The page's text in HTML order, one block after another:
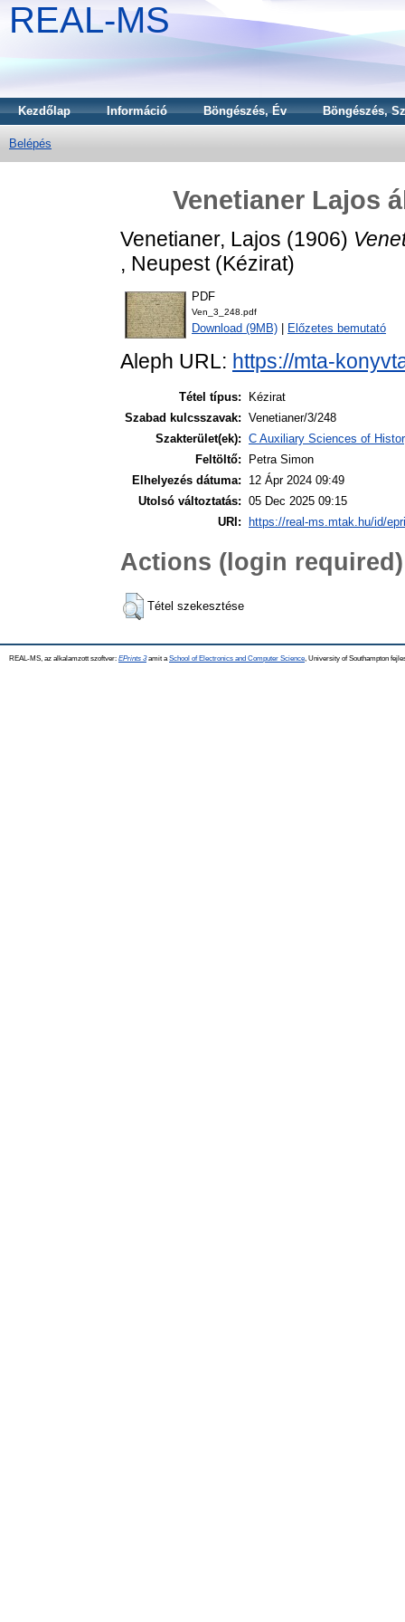
REAL-MS
Kezdőlap Információ Böngészés, Év Böngészés,
Belépés
Venetianer Lajos
Venetianer, Lajos (1906)
, Neupest (Kézirat)
PDF
Ven_3_248.pdf
Download (9MB) Előzetes bemutató
Aleph URL: https://mta-
Tétel típus:
Kézirat
Szabad kulcsszavak: Venetianer/3/248
Szakterület(ek): C Auxiliary Sciences of
Feltöltő:
Petra Simon
Elhelyezés dátuma:
12 Ápr 2024 09:49
Utolsó változtatás: 05 Dec 2025 09:15
URI:
https://real-ms.mtak.hu/id/
Actions (login required)
Tétel szekesztése
REAL-MS, az alkalamzott szoftver: EPrints 3amit a School of Electronics and Computer Science , University of Southampton